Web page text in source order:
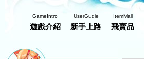
GameIntro
遊戲介紹
UserGudie
新手上路
ItemMall
飛賣品